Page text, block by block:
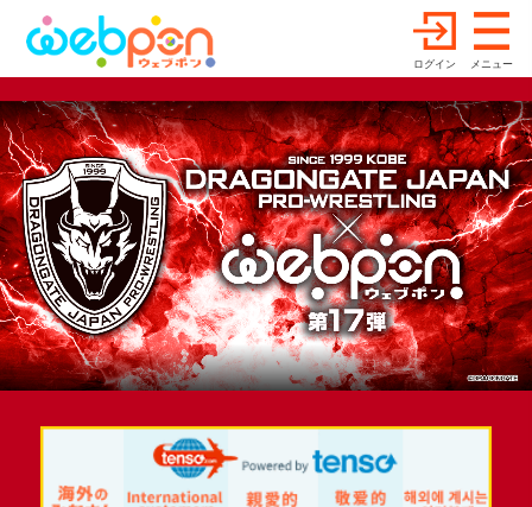
ログイン メニュー